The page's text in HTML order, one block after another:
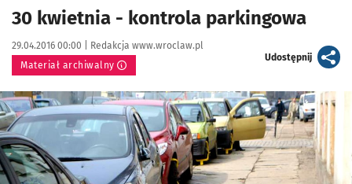
30 kwietnia - kontrola parkingowa
Data publikacji:
29.04.2016 00:00 | Autor:
Redakcja www.wroclaw.pl
Materiał archiwalny
Udostępnijartykuł
Kliknij, aby powiększyć